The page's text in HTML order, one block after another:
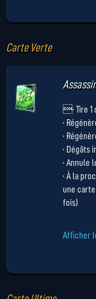
Carte Verte
· Tire 1
·
·
· Dégâts
· Annule
· À la
une
fois)
Afficher